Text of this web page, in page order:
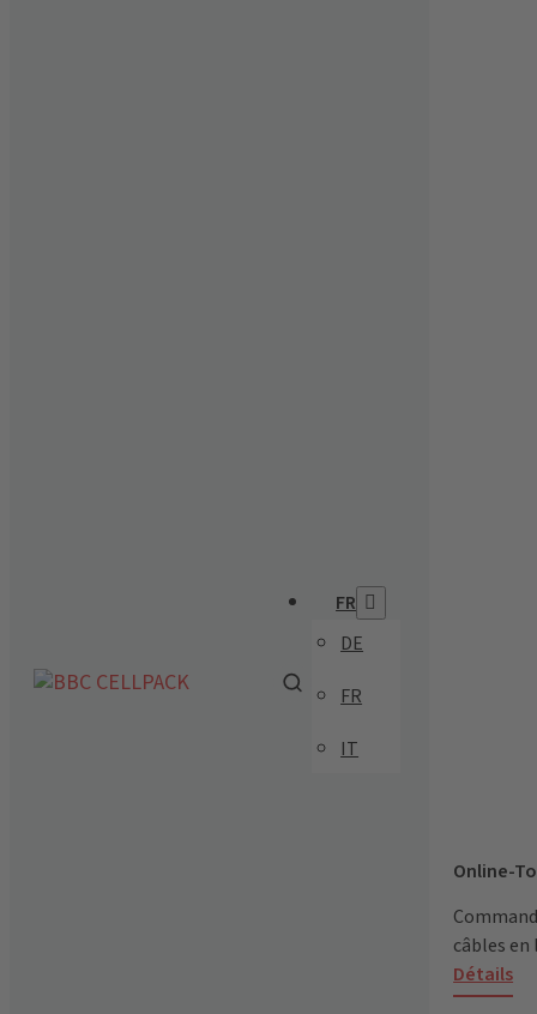
FR
DE
FR
IT
Online-
câbles en
Détails